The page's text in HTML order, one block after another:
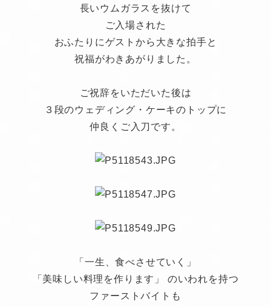
長いウムガラスを抜けて
ご入場された
おふたりにゲストから大きな拍手と
祝福がわきあがりました。
ご祝辞をいただいた後は
３段のウェディング・ケーキのトップに
仲良くご入刀です。
「一生、食べさせていく」
「美味しい料理を作ります」 のいわれを持つ
ファーストバイトも